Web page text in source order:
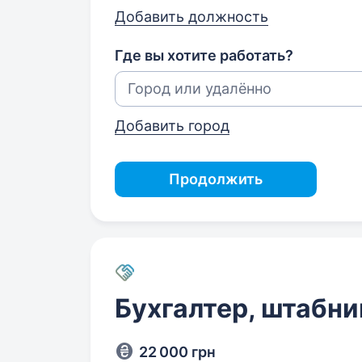
Добавить должность
Где вы хотите работать?
Добавить город
Продолжить
Бухгалтер,
22 000 грн